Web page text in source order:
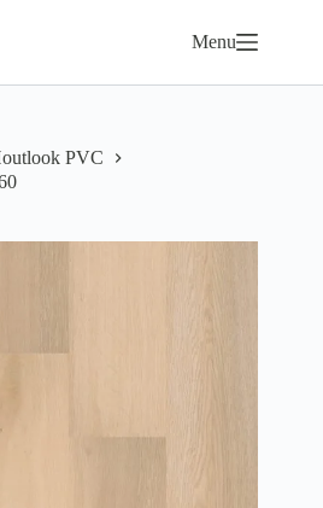
Menu
PVC